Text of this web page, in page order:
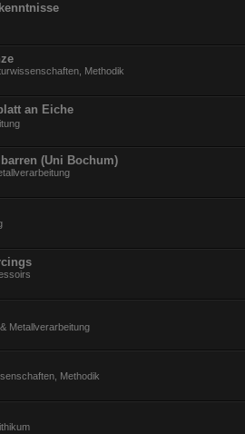
Methodik
an Eiche
(Uni Bochum)
Metallverarbeitung
Methodik